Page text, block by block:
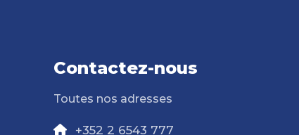
Contactez-nous
Toutes nos adresses
+352 2 6543 777